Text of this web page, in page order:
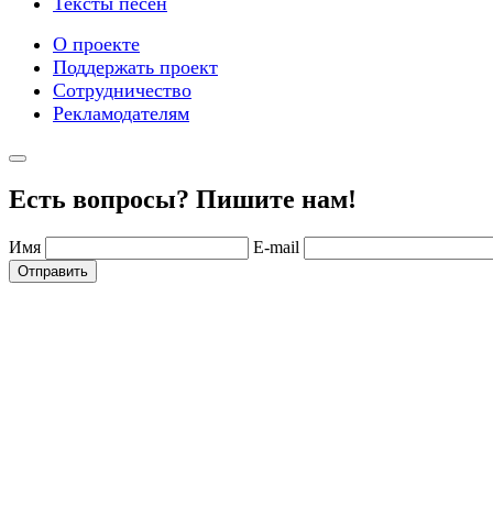
О проекте
Поддержать проект
Сотрудничество
Рекламодателям
Есть вопросы? Пишите нам!
Имя E-mail